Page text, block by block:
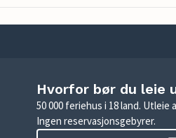
Hvorfor bør du leie
50 000 feriehus i 18 land.
Ingen reservasjonsgebyrer.